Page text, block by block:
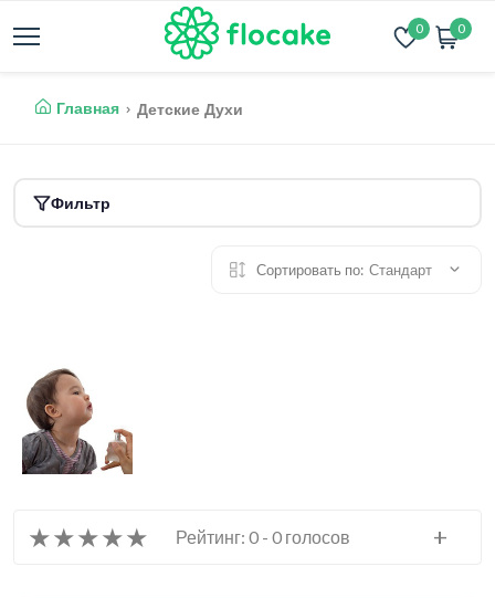
0 0
Главная Детские Духи
Фильтр
Сортировать по: Стандарт
★★★★★ Рейтинг: 0 - 0 голосов +